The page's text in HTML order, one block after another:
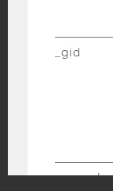
_gid
_gac_gb